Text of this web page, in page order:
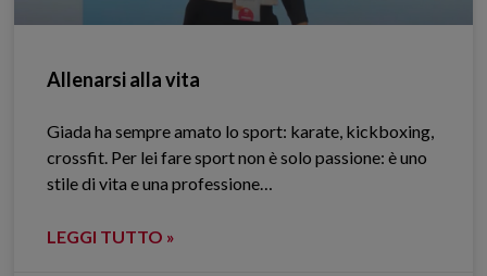
Allenarsi alla vita
Giada ha sempre amato lo sport: karate, kickboxing,
crossfit. Per lei fare sport non è solo passione: è uno
stile di vita e una professione…
LEGGI TUTTO »